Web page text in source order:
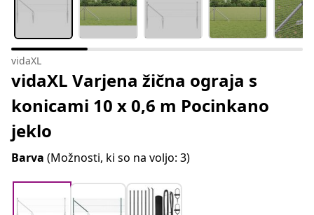
vidaXL
vidaXL Varjena žična ograja s
konicami 10 x 0,6 m Pocinkano
jeklo
Barva (Možnosti, ki so na voljo: 3)